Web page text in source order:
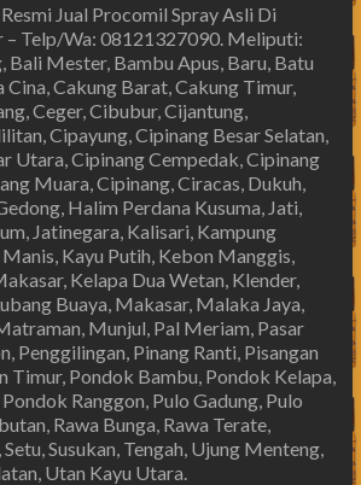
Jual Procomil Spray Asli Di
– Telp/Wa: 08121327090. Meliputi:
Bali Mester, Bambu Apus, Baru, Batu
Cina, Cakung Barat, Cakung Timur,
Ceger, Cibubur, Cijantung,
Cipayung, Cipinang Besar Selatan,
Utara, Cipinang Cempedak, Cipinang
Muara, Cipinang, Ciracas, Dukuh,
Halim Perdana Kusuma, Jati,
Jatinegara, Kalisari, Kampung
Kayu Putih, Kebon Manggis,
Kelapa Dua Wetan, Klender,
Buaya, Makasar, Malaka Jaya,
Munjul, Pal Meriam, Pasar
Penggilingan, Pinang Ranti, Pisangan
Timur, Pondok Bambu, Pondok Kelapa,
Ranggon, Pulo Gadung, Pulo
Rawa Bunga, Rawa Terate,
Susukan, Tengah, Ujung Menteng,
Utan Kayu Utara.